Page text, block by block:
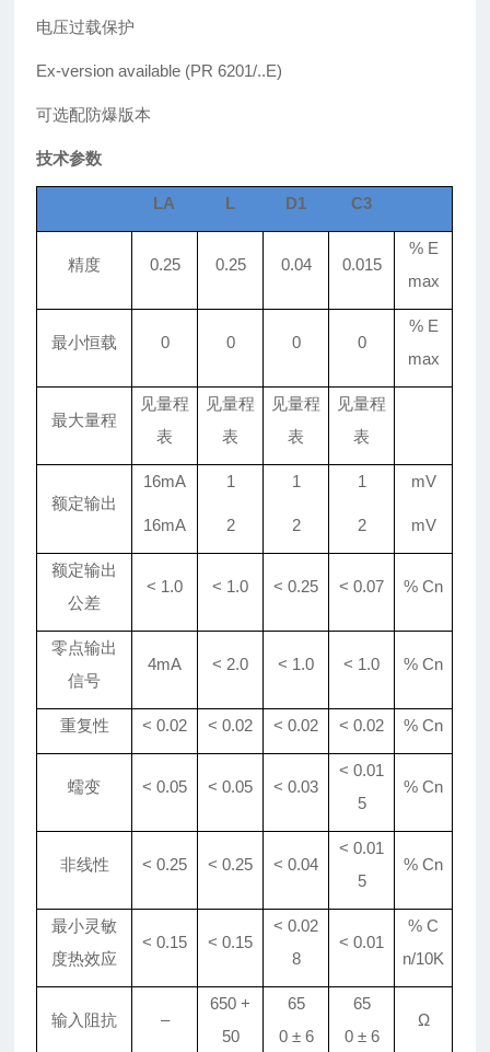
电压过载保护
Ex-version available (PR 6201/..E)
可选配防爆版本
技术参数
LA L D1 C3
精度 0.25 0.25 0.04 0.015
% E
max
最小恒载 0 0 0 0
% E
max
最大量程
见量程
表
见量程
表
见量程
表
见量程
表
额定输出
16mA
16mA
1
2
1
2
1
2
mV
mV
额定输出
公差
< 1.0 < 1.0 <0.25 <0.07 % Cn
零点输出
信号
4mA < 2.0 < 1.0 < 1.0 % Cn
重复性 < 0.02 < 0.02 < 0.02 < 0.02 % Cn
蠕变 < 0.05 < 0.05 < 0.03
< 0.01
5
% Cn
非线性 < 0.25 < 0.25 < 0.04
< 0.01
5
% Cn
最小灵敏
度热效应
< 0.15 < 0.15
< 0.02
8
< 0.01
% C
n/10K
输入阻抗 –
650 +
50
65
0 ±6
65
0 ±6
Ω